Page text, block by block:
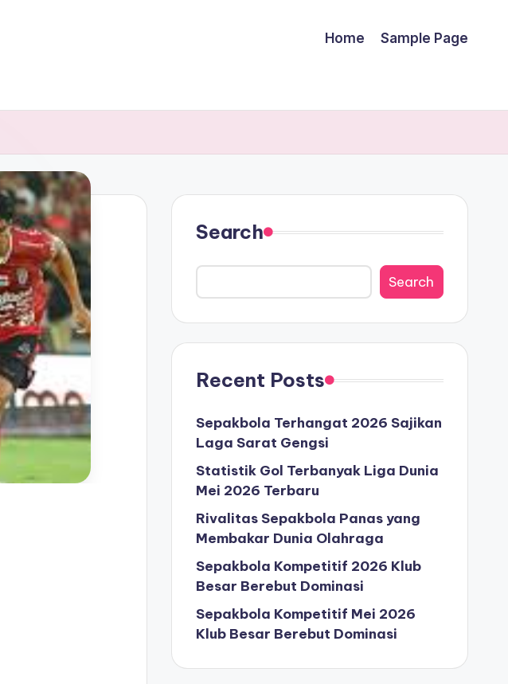
Home Sample Page
Search
Search
Recent Posts
Sepakbola Terhangat 2026 Sajikan
Laga Sarat Gengsi
Statistik Gol Terbanyak Liga Dunia
Mei 2026 Terbaru
Rivalitas Sepakbola Panas yang
Membakar Dunia Olahraga
Sepakbola Kompetitif 2026 Klub
Besar Berebut Dominasi
Sepakbola Kompetitif Mei 2026
Klub Besar Berebut Dominasi